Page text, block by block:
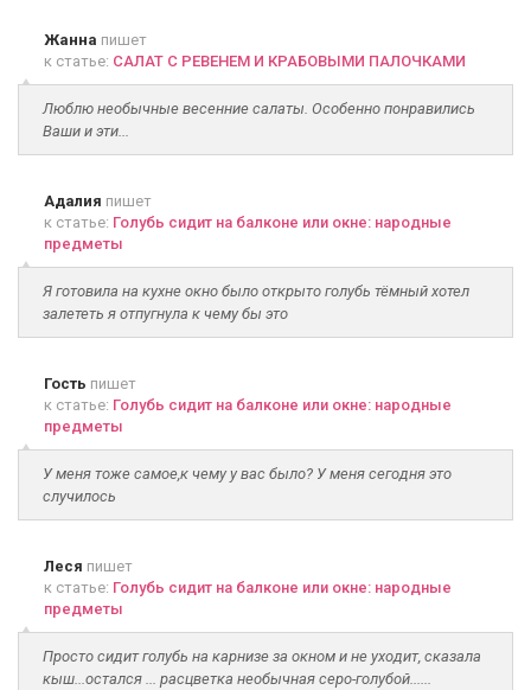
Жанна пишет
к статье: САЛАТ С РЕВЕНЕМ И КРАБОВЫМИ ПАЛОЧКАМИ
Люблю необычные весенние салаты. Особенно понравились
Ваши и эти...
Адалия пишет
к статье: Голубь сидит на балконе или окне: народные
предметы
Я готовила на кухне окно было открыто голубь тёмный хотел
залететь я отпугнула к чему бы это
Гость пишет
к статье: Голубь сидит на балконе или окне: народные
предметы
У меня тоже самое,к чему у вас было? У меня сегодня это
случилось
Леся пишет
к статье: Голубь сидит на балконе или окне: народные
предметы
Просто сидит голубь на карнизе за окном и не уходит, сказала
кыш...остался ... расцветка необычная серо-голубой......